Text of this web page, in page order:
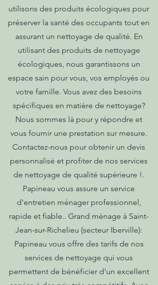
utilisons des produits écologiques pour
préserver la santé des occupants tout en
assurant un nettoyage de qualité. En
utilisant des produits de nettoyage
écologiques, nous garantissons un
espace sain pour vous, vos employés ou
votre famille. Vous avez des besoins
spécifiques en matière de nettoyage?
Nous sommes là pour y répondre et
vous fournir une prestation sur mesure.
Contactez-nous pour obtenir un devis
personnalisé et profiter de nos services
de nettoyage de qualité supérieure !.
Papineau vous assure un service
d'entretien ménager professionnel,
rapide et fiable.. Grand ménage à Saint-
Jean-sur-Richelieu (secteur Iberville):
Papineau vous offre des tarifs de nos
services de nettoyage qui vous
permettent de bénéficier d'un excellent